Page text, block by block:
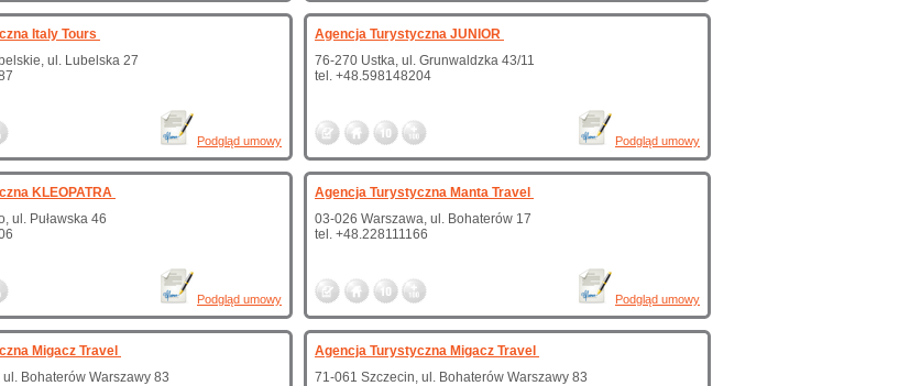
Italy Tours
ul. Lubelska 27
Podgląd umowy
Agencja Turystyczna JUNIOR
76-270 Ustka, ul. Grunwaldzka 43/11
tel. +48.598148204
Podgląd umowy
KLEOPATRA
ul. Puławska 46
Podgląd umowy
Agencja Turystyczna Manta Travel
03-026 Warszawa, ul. Bohaterów 17
tel. +48.228111166
Podgląd umowy
Migacz Travel
Bohaterów Warszawy 83
Agencja Turystyczna Migacz Travel
71-061 Szczecin, ul. Bohaterów Warszawy 83